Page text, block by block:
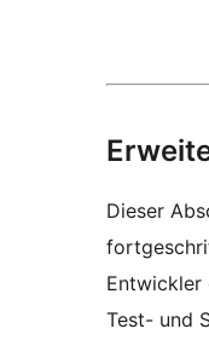
Dieser
Entwickler
Test- und